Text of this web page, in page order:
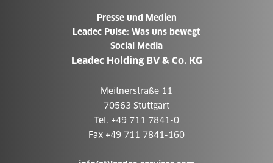
Presse und Medien
Leadec Pulse: Was uns bewegt
Social Media
Leadec Holding BV & Co. KG
Meitnerstraße 11
70563 Stuttgart
Tel. +49 711 7841-0
Fax +49 711 7841-160